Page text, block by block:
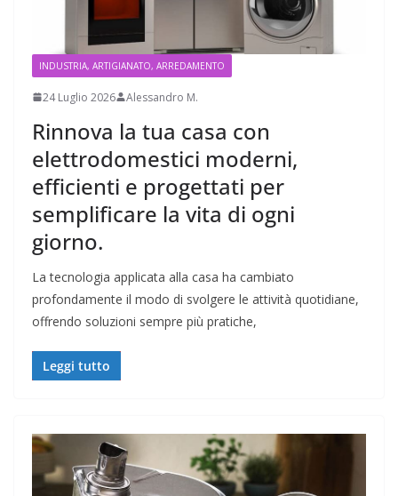
INDUSTRIA, ARTIGIANATO, ARREDAMENTO
24 Luglio 2026 Alessandro M.
Rinnova la tua casa con
elettrodomestici moderni,
efficienti e progettati per
semplificare la vita di ogni
giorno.
La tecnologia applicata alla casa ha cambiato
profondamente il modo di svolgere le attività quotidiane,
offrendo soluzioni sempre più pratiche,
Leggi tutto